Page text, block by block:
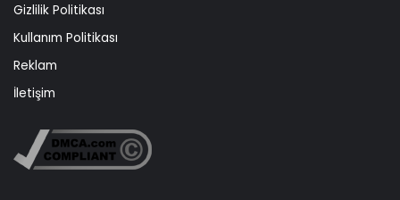
Gizlilik Politikası
Kullanım Politikası
Reklam
İletişim